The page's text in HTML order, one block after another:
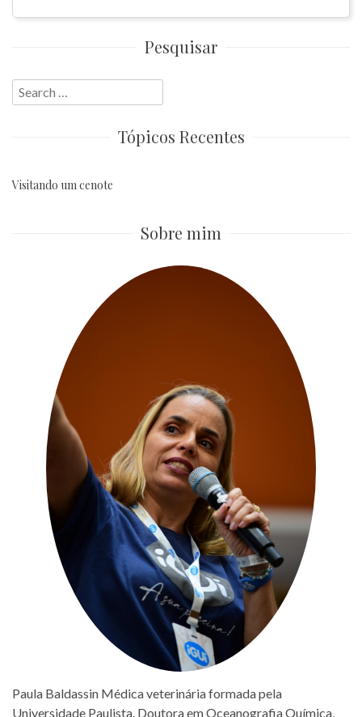
Pesquisar
Search
for:
Tópicos Recentes
Visitando um cenote
Sobre mim
Paula Baldassin Médica veterinária formada pela
Universidade Paulista. Doutora em Oceanografia Química,